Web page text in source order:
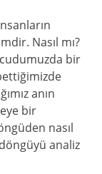
Nasıl mı?
bir
anın
bir
nasıl
analiz